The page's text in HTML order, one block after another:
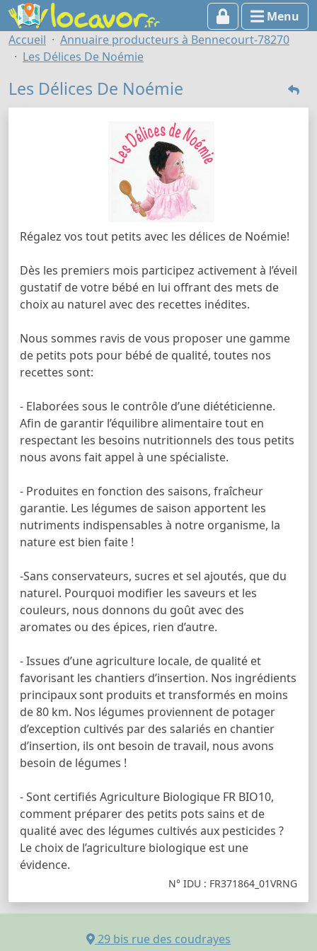
Menu
Accueil
Annuaire producteurs à Bennecourt-78270
Les Délices De Noémie
Les Délices De Noémie
Régalez vos tout petits avec les délices de Noémie!
Dès les premiers mois participez activement à l’éveil
gustatif de votre bébé en lui offrant des mets de
choix au naturel avec des recettes inédites.
Nous sommes ravis de vous proposer une gamme
de petits pots pour bébé de qualité, toutes nos
recettes sont:
- Elaborées sous le contrôle d’une diététicienne.
Afin de garantir l’équilibre alimentaire tout en
respectant les besoins nutritionnels des tous petits
nous avons fait appel à une spécialiste.
- Produites en fonction des saisons, fraîcheur
garantie. Les légumes de saison apportent les
nutriments indispensables à notre organisme, la
nature est bien faite !
-Sans conservateurs, sucres et sel ajoutés, que du
naturel. Pourquoi modifier les saveurs et les
couleurs, nous donnons du goût avec des
aromates ou des épices, rien d’autre.
- Issues d’une agriculture locale, de qualité et
favorisant les chantiers d’insertion. Nos ingrédients
principaux sont produits et transformés en moins
de 80 km. Nos légumes proviennent de potager
d’exception cultivés par des salariés en chantier
d’insertion, ils ont besoin de travail, nous avons
besoin de légumes !
- Sont certifiés Agriculture Biologique FR BIO10,
comment préparer des petits pots sains et de
qualité avec des légumes cultivés aux pesticides ?
Le choix de l’agriculture biologique est une
évidence.
N° IDU : FR371864_01VRNG
29 bis rue des coudrayes